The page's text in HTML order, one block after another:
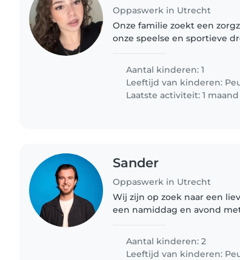
Oppaswerk in Utrecht
Onze familie zoekt een
onze speelse en sportieve
jullie thuis, in jullie..
Aantal kinderen: 1
Leeftijd van kinderen:
Laatste activiteit: 1
Sander
Oppaswerk in Utrecht
Wij zijn op zoek naar een
een namiddag en avond
en een lieve, nieuwsgierige..
Aantal kinderen: 2
Leeftijd van kinderen: